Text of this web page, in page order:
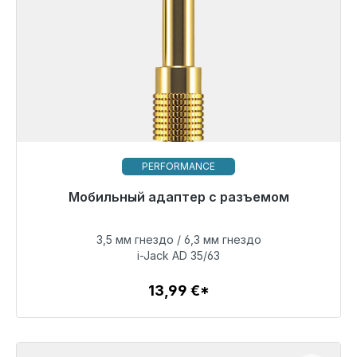
PERFORMANCE
Мобильный адаптер с разъемом
Готовы к немедленной отправке, срок поставки
13,99 €
Детали
3,5 мм гнездо / 6,3 мм гнездо
i-Jack AD 35/63
13,99 €*